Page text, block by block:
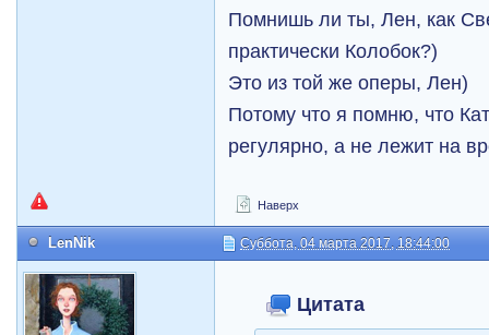
Помнишь ли ты, Лен, как
практически Колобок?)
Это из той же оперы, Лен)
Потому что я помню, что
регулярно, а не лежит на
Наверх
LenNik Суббота, 04 марта 2017, 18:44:00
Цитата